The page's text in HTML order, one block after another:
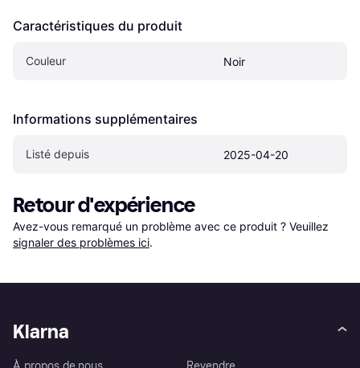
Caractéristiques du produit
Couleur Noir
Informations supplémentaires
Listé depuis 2025-04-20
Retour d'expérience
Avez-vous remarqué un problème avec ce produit ? Veuillez
signaler des problèmes ici.
Klarna